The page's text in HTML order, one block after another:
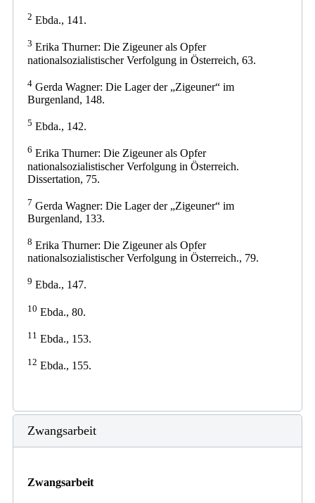
2 Ebda., 141.
3 Erika Thurner: Die Zigeuner als Opfer
nationalsozialistischer Verfolgung in Österreich, 63.
4 Gerda Wagner: Die Lager der „Zigeuner“ im
Burgenland, 148.
5 Ebda., 142.
6 Erika Thurner: Die Zigeuner als Opfer
nationalsozialistischer Verfolgung in Österreich.
Dissertation, 75.
7 Gerda Wagner: Die Lager der „Zigeuner“ im
Burgenland, 133.
8 Erika Thurner: Die Zigeuner als Opfer
nationalsozialistischer Verfolgung in Österreich., 79.
9 Ebda., 147.
10 Ebda., 80.
11 Ebda., 153.
12 Ebda., 155.
Zwangsarbeit
Zwangsarbeit